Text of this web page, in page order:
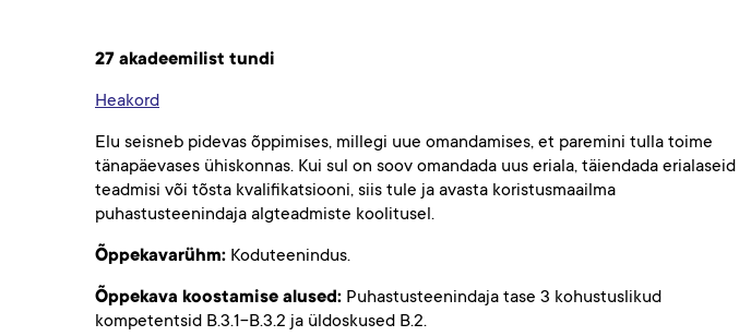
27 akadeemilist tundi
Heakord
Elu seisneb pidevas õppimises, millegi uue omandamises, et paremini tulla toime
tänapäevases ühiskonnas. Kui sul on soov omandada uus eriala, täiendada erialaseid
teadmisi või tõsta kvalifikatsiooni, siis tule ja avasta koristusmaailma
puhastusteenindaja algteadmiste koolitusel.
Õppekavarühm: Koduteenindus.
Õppekava koostamise alused: Puhastusteenindaja tase 3 kohustuslikud
kompetentsid B.3.1-B.3.2 ja üldoskused B.2.